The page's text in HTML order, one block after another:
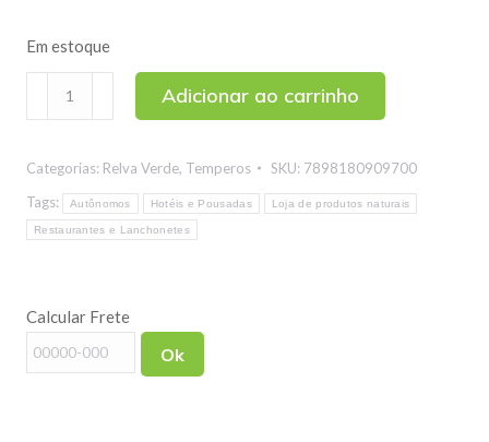
Em estoque
Adicionar ao carrinho
Categorias: Relva Verde, Temperos SKU: 7898180909700
Tags:
Autônomos Hotéis e Pousadas Loja de produtos naturais
Restaurantes e Lanchonetes
Calcular Frete
Ok